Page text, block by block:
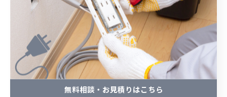
電気工事士の働き方は、IoT技術の導入によって大きく変
化しています。従来の電気工事は設備の設置や配線作業
が中心でしたが、IoT化が進むことで、機器のネットワー
ク接続やデータ管理といった新たな業務が増えていま
す。これにより、現場で求められるスキルや知識も多様
無料相談・お見積りはこちら